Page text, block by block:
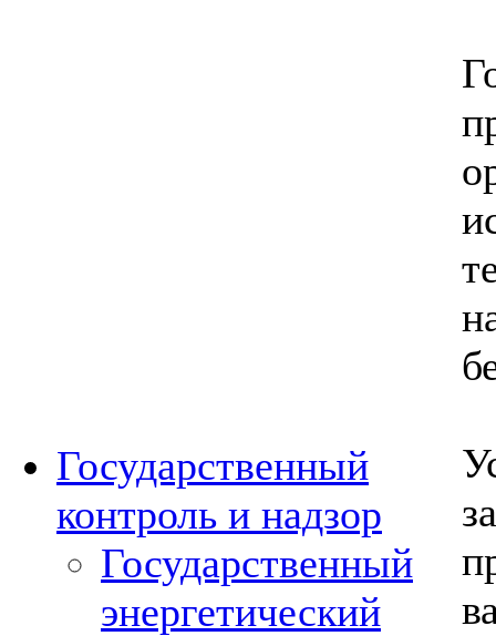
Государственный
контроль и надзор
Государственный
энергетический